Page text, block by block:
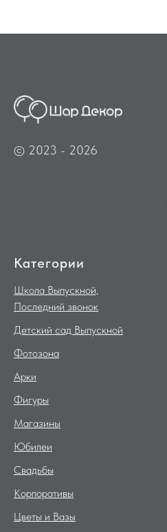
© 2023 - 2026
Категории
Школа Выпускной,
Последний звонок
Детский сад Выпускной
Фотозона
Арки
Фигуры
Магазины
Юбилеи
Свадьбы
Корпоративы
Цветы и Вазы